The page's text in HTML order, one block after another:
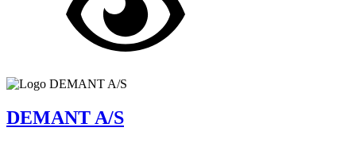
DEMANT A/S